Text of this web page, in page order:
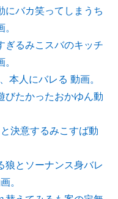
にバカ笑ってしまうち
ぎるみこスバのキッチ
本人にバレる 動画。
びたかったおかゆん動
決意するみこすば動
狼とソーナンス身バレ
。